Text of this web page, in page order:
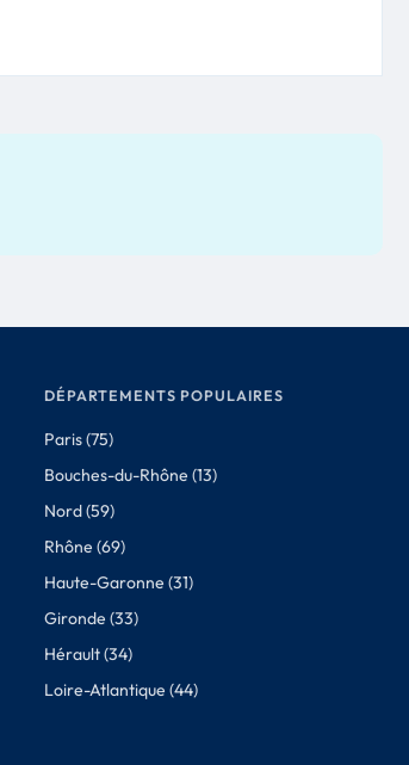
DÉPARTEMENTS POPULAIRES
Paris (75)
Bouches-du-Rhône (13)
Nord (59)
Rhône (69)
Haute-Garonne (31)
Gironde (33)
Hérault (34)
Loire-Atlantique (44)